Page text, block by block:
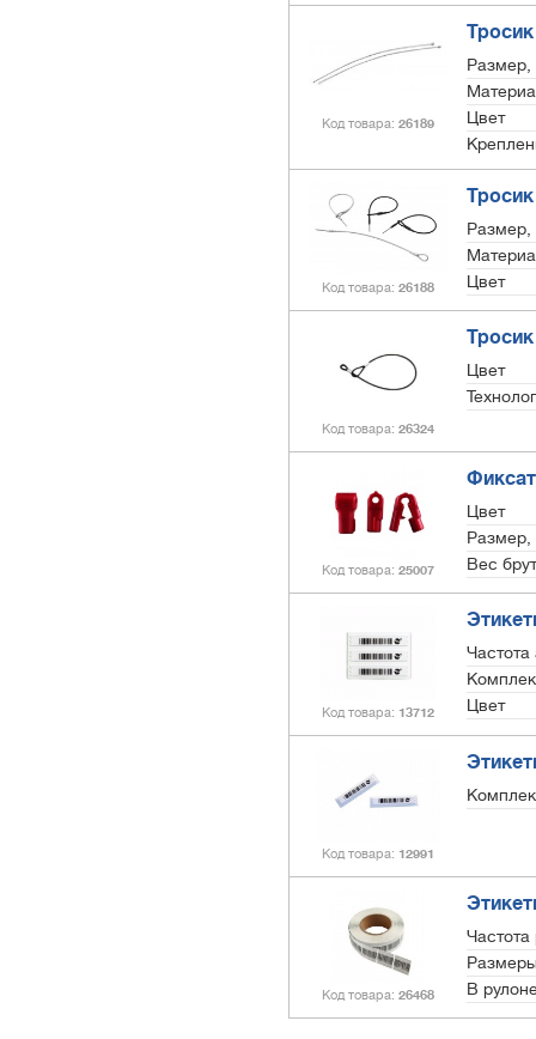
Код товара 26189
Цвет
Код товара 26188
Цвет
Код товара 26324
Цвет
Код товара 25007
Цвет
Размер,
Вес
Код товара 13712
Частота
Цвет
Код товара 12991
Код товара 26468
Частота
В